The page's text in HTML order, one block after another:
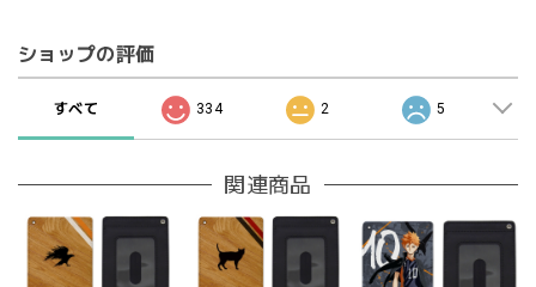
ショップの評価
すべて 334 2 5
関連商品